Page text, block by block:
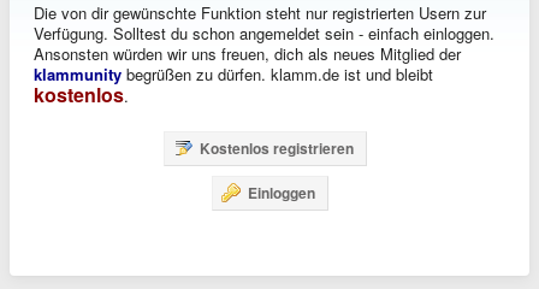
Die von dir gewünschte Funktion steht nur registrierten Usern zur
Verfügung. Solltest du schon angemeldet sein - einfach einloggen.
Ansonsten würden wir uns freuen, dich als neues Mitglied der
klammunity begrüßen zu dürfen. klamm.de ist und bleibt
kostenlos.
Kostenlos registrieren
Einloggen